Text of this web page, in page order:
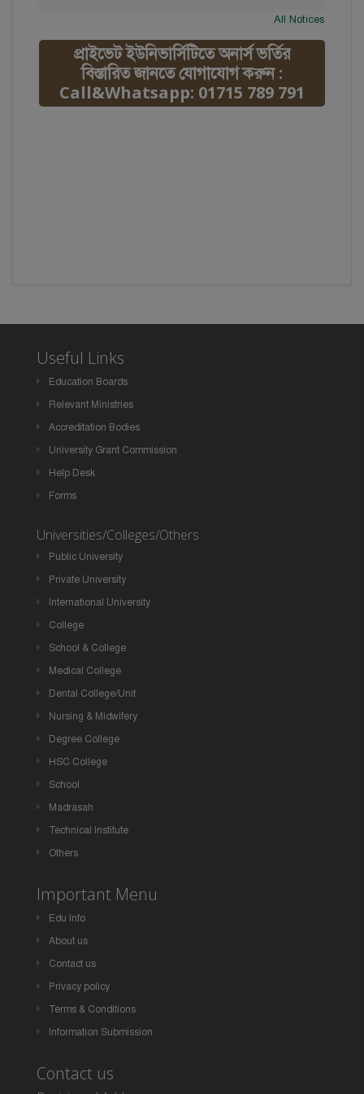
All Notices
প্রাইভেট ইউনিভার্সিটিতে অনার্স ভর্তির
বিস্তারিত জানতে যোগাযোগ করুন :
Call&Whatsapp: 01715 789 791
Useful Links
Education Boards
Relevant Ministries
Accreditation Bodies
University Grant Commission
Help Desk
Forms
Universities/Colleges/Others
Public University
Private University
International University
College
School & College
Medical College
Dental College/Unit
Nursing & Midwifery
Degree College
HSC College
School
Madrasah
Technical Institute
Others
Important Menu
Edu Info
About us
Contact us
Privacy policy
Terms & Conditions
Information Submission
Contact us